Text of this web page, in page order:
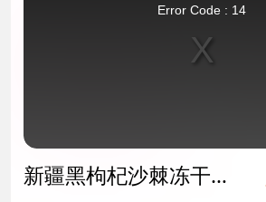
Error Code : 14
新疆黑枸杞沙棘冻干粉